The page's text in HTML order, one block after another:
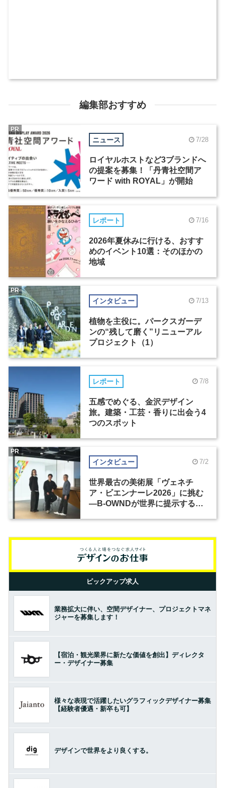
編集部おすすめ
ニュース 7/28
ロイヤルホストなど3ブランドへ
の提案を募集！「丹青社空間ア
ワード with ROYAL」が開始
PR
レポート 7/16
2026年夏休みに行ける、おすす
めのイベント10選：そのほかの
地域
インタビュー 7/13
植物を主役に。パークスガーデ
ンの“残して磨く”リニューアル
プロジェクト（1）
PR
レポート 7/8
五感でめぐる、金沢デザイン
旅。建築・工芸・香りに出会う4
つのスポット
インタビュー 7/2
世界最古の美術展「ヴェネチ
ア・ビエンナーレ2026」に挑む
―B-OWNDが世界に提示する美
PR
ピックアップ求人
業務拡大に伴い、空間デザイナー、プロジェクトマネ
ジャーを募集します！
【宿泊・観光業界に新たな価値を創出】ディレクタ
ー・デザイナー募集
様々な表現で活躍したいグラフィックデザイナー募集
【経験者優遇・新卒も可】
デザインで世界をより良くする。